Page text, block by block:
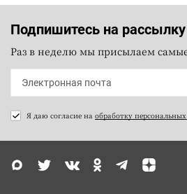
Подпишитесь на рассылку
Раз в неделю мы присылаем
Я даю согласие на обработку